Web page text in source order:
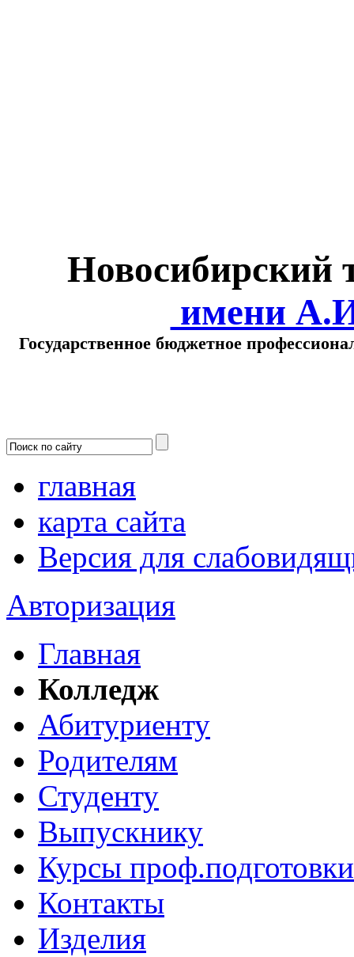
Новосибирский
имени
Государственное бюджетное
главная
карта сайта
Версия для
Авторизация
Главная
Колледж
Абитуриенту
Родителям
Студенту
Выпускнику
Курсы проф.подготовки
Контакты
Изделия